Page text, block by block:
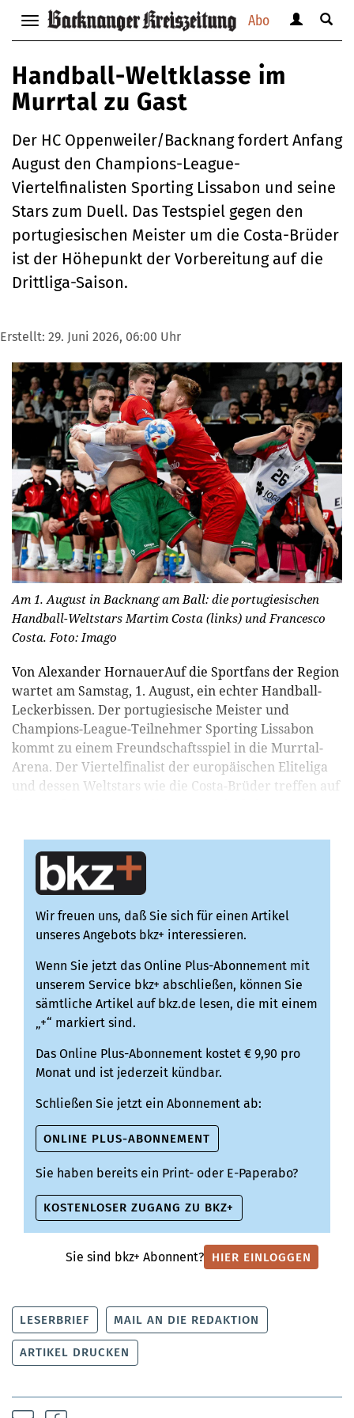
Abo
Navigation
anzeigen
verbergen
anzeigen
Suche
Handball-Weltklasse im
Murrtal zu Gast
Der HC Oppenweiler/Backnang fordert Anfang
August den Champions-League-
Viertelfinalisten Sporting Lissabon und seine
Stars zum Duell. Das Testspiel gegen den
portugiesischen Meister um die Costa-Brüder
ist der Höhepunkt der Vorbereitung auf die
Drittliga-Saison.
Erstellt: 29. Juni 2026, 06:00 Uhr
Am 1. August in Backnang am Ball: die portugiesischen
Handball-Weltstars Martim Costa (links) und Francesco
Costa. Foto: Imago
Von Alexander HornauerAuf die Sportfans der Region
wartet am Samstag, 1. August, ein echter Handball-
Leckerbissen. Der portugiesische Meister und
Champions-League-Teilnehmer Sporting Lissabon
kommt zu einem Freundschaftsspiel in die Murrtal-
Arena. Der Viertelfinalist der europäischen Eliteliga
und dessen Weltstars wie die Costa-Brüder treffen auf
Wir freuen uns, daß Sie sich für einen Artikel
unseres Angebots bkz+ interessieren.
Wenn Sie jetzt das Online Plus-Abonnement mit
unserem Service bkz+ abschließen, können Sie
sämtliche Artikel auf bkz.de lesen, die mit einem
„+“ markiert sind.
Das Online Plus-Abonnement kostet € 9,90 pro
Monat und ist jederzeit kündbar.
Schließen Sie jetzt ein Abonnement ab:
ONLINE PLUS-ABONNEMENT
Sie haben bereits ein Print- oder E-Paperabo?
KOSTENLOSER ZUGANG ZU BKZ+
Sie sind bkz+ Abonnent? HIER EINLOGGEN
LESERBRIEF MAIL AN DIE REDAKTION
ARTIKEL DRUCKEN